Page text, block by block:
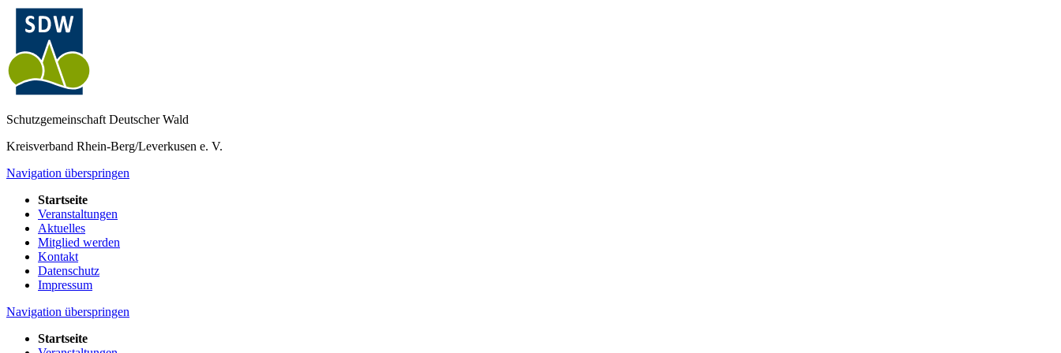
Schutzgemeinschaft Deutscher Wald
Kreisverband Rhein-Berg/Leverkusen e. V.
Navigation überspringen
Startseite
Veranstaltungen
Aktuelles
Mitglied werden
Kontakt
Datenschutz
Impressum
Navigation überspringen
Startseite